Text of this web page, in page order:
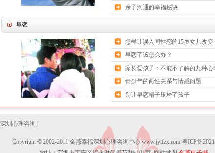
亲子沟通的幸福秘诀
早恋
怎样让误入同性恋的15岁女儿改变
早恋了该怎么办？
家长爱孩子：不能不了解的九种心
青少年的两性关系与情感问题
别让早恋帽子压垮了孩子
深圳心理咨询
Copyright © 2002-2011 金燕泰福深圳心理咨询中心 www.jytfzx.com 粤ICP备